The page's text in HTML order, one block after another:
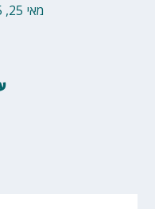
מאי 25, 2025